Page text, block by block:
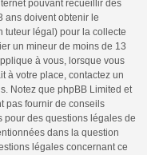
pouvant recueillir des
ans doivent obtenir le
tuteur légal) pour la collecte
un mineur de moins de 13
à vous, lorsque vous
à votre place, contactez un
Notez que phpBB Limited et
pas fournir de conseils
pour des questions légales de
dans la question
légales concernant ce